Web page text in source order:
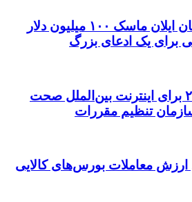
یک ساعت از زمان ایلان ماسک ۱۰۰ میلیون دلار
برای یک ادعای بزرگ
اعمال ضریب ۲.۷ برای اینترنت بین‌الملل صحت
تنظیم مقررات